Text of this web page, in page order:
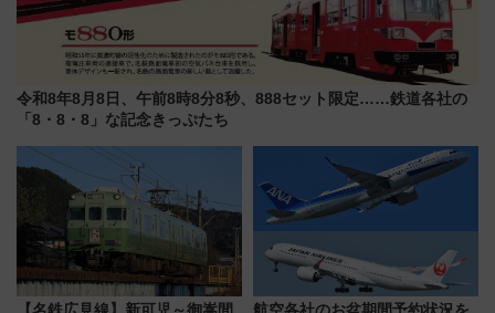
令和8年8月8日、午前8時8分8秒、888セット限定……鉄道各社の
「8・8・8」な記念きっぷたち